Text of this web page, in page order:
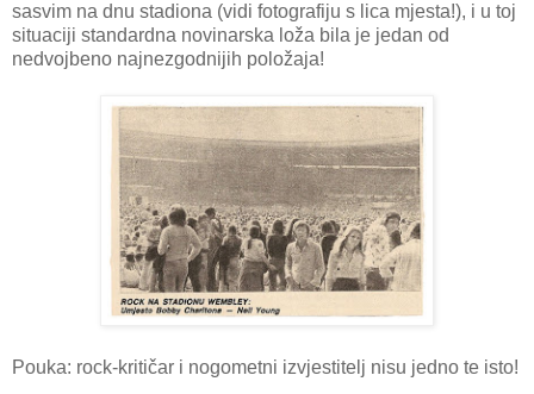
sasvim na dnu stadiona (vidi fotografiju s lica mjesta!), i u toj
situaciji standardna novinarska loža bila je jedan od
nedvojbeno najnezgodnijih položaja!
Pouka: rock-kritičar i nogometni izvjestitelj nisu jedno te isto!